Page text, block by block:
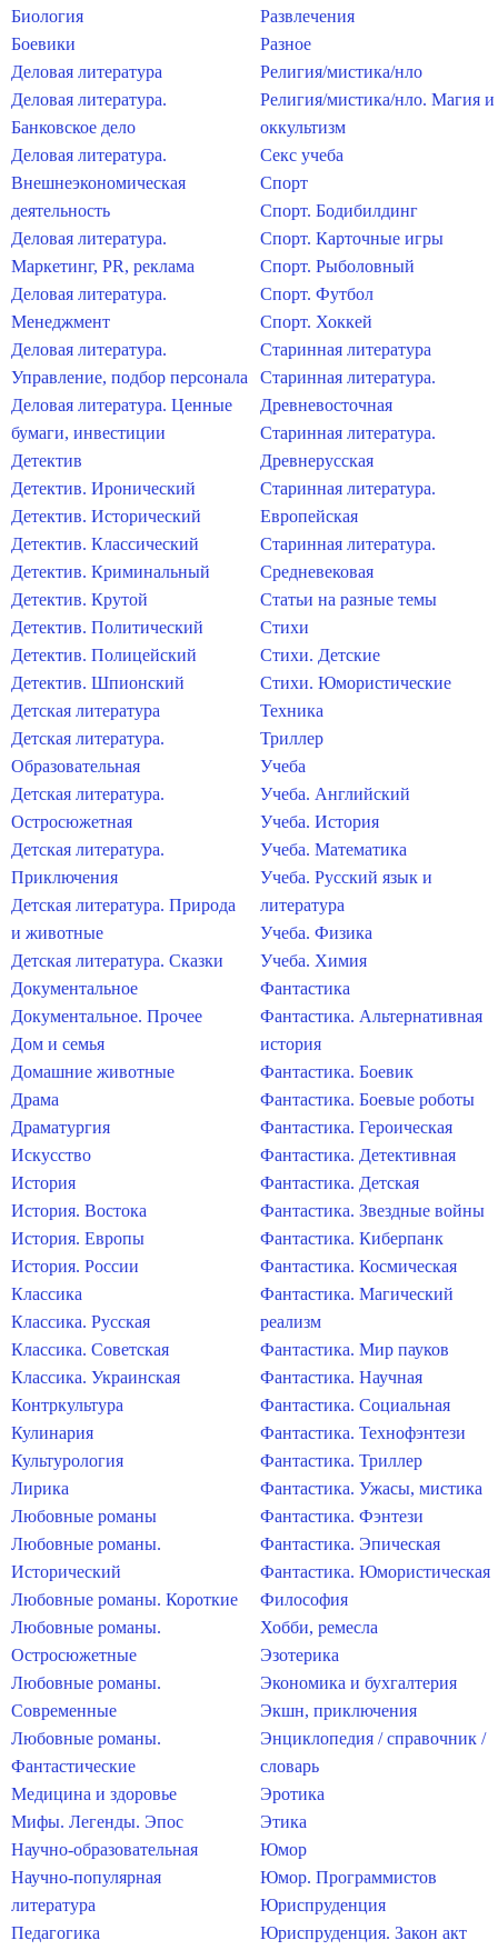
Биология
Боевики
Деловая литература
Деловая литература.
Банковское дело
Деловая литература.
Внешнеэкономическая
деятельность
Деловая литература.
Маркетинг, PR, реклама
Деловая литература.
Менеджмент
Деловая литература.
Управление, подбор персонала
Деловая литература. Ценные
бумаги, инвестиции
Детектив
Детектив. Иронический
Детектив. Исторический
Детектив. Классический
Детектив. Криминальный
Детектив. Крутой
Детектив. Политический
Детектив. Полицейский
Детектив. Шпионский
Детская литература
Детская литература.
Образовательная
Детская литература.
Остросюжетная
Детская литература.
Приключения
Детская литература. Природа
и животные
Детская литература. Сказки
Документальное
Документальное. Прочее
Дом и семья
Домашние животные
Драма
Драматургия
Искусство
История
История. Востока
История. Европы
История. России
Классика
Классика. Русская
Классика. Советская
Классика. Украинская
Контркультура
Кулинария
Культурология
Лирика
Любовные романы
Любовные романы.
Исторический
Любовные романы. Короткие
Любовные романы.
Остросюжетные
Любовные романы.
Современные
Любовные романы.
Фантастические
Медицина и здоровье
Мифы. Легенды. Эпос
Научно-образовательная
Научно-популярная
литература
Педагогика
Развлечения
Разное
Религия/мистика/нло
Религия/мистика/нло. Магия и
оккультизм
Секс учеба
Спорт
Спорт. Бодибилдинг
Спорт. Карточные игры
Спорт. Рыболовный
Спорт. Футбол
Спорт. Хоккей
Старинная литература
Старинная литература.
Древневосточная
Старинная литература.
Древнерусская
Старинная литература.
Европейская
Старинная литература.
Средневековая
Статьи на разные темы
Стихи
Стихи. Детские
Стихи. Юмористические
Техника
Триллер
Учеба
Учеба. Английский
Учеба. История
Учеба. Математика
Учеба. Русский язык и
литература
Учеба. Физика
Учеба. Химия
Фантастика
Фантастика. Альтернативная
история
Фантастика. Боевик
Фантастика. Боевые роботы
Фантастика. Героическая
Фантастика. Детективная
Фантастика. Детская
Фантастика. Звездные войны
Фантастика. Киберпанк
Фантастика. Космическая
Фантастика. Магический
реализм
Фантастика. Мир пауков
Фантастика. Научная
Фантастика. Социальная
Фантастика. Технофэнтези
Фантастика. Триллер
Фантастика. Ужасы, мистика
Фантастика. Фэнтези
Фантастика. Эпическая
Фантастика. Юмористическая
Философия
Хобби, ремесла
Эзотерика
Экономика и бухгалтерия
Экшн, приключения
Энциклопедия / справочник /
словарь
Эротика
Этика
Юмор
Юмор. Программистов
Юриспруденция
Юриспруденция. Закон акт